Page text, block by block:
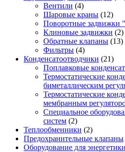
Вентили (4)
Шаровые краны (12)
Поворотные задвижки
Клиновые задвижки (2)
Обратные клапаны (13)
Фильтры (4)
Конденсатоотводчики (21)
Поплавковые
Термостатические
биметаллическим
Термостатические
мембранным
Специальное
систем (2)
Теплообменники (2)
Предохранительные клапаны
Оборудование для энергетики